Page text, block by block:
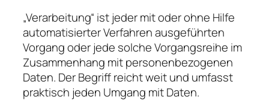
„Verarbeitung“ ist jeder mit oder ohne Hilfe
automatisierter Verfahren ausgeführten
Vorgang oder jede solche Vorgangsreihe im
Zusammenhang mit personenbezogenen
Daten. Der Begriff reicht weit und umfasst
praktisch jeden Umgang mit Daten.